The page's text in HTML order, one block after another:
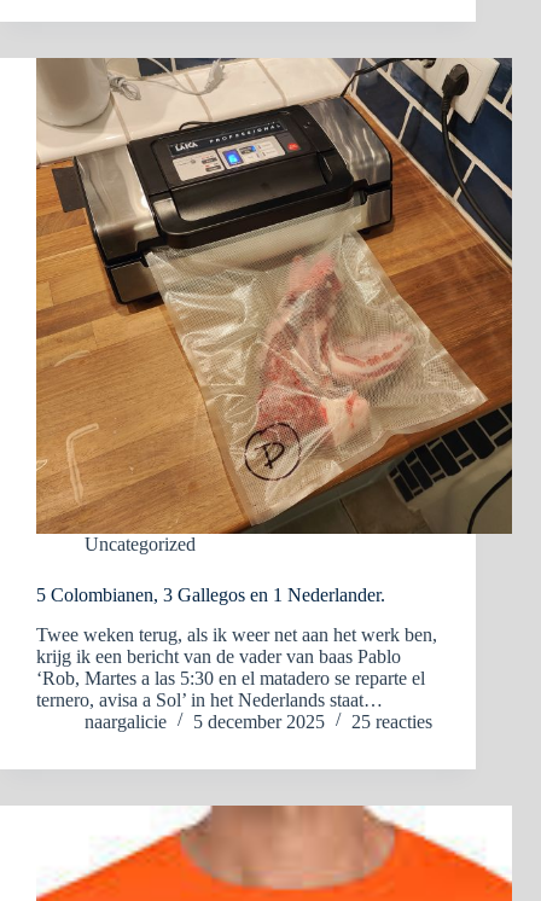
Uncategorized
5 Colombianen, 3 Gallegos en 1 Nederlander.
Twee weken terug, als ik weer net aan het werk ben,
krijg ik een bericht van de vader van baas Pablo
‘Rob, Martes a las 5:30 en el matadero se reparte el
ternero, avisa a Sol’ in het Nederlands staat…
naargalicie
5 december 2025 25 reacties